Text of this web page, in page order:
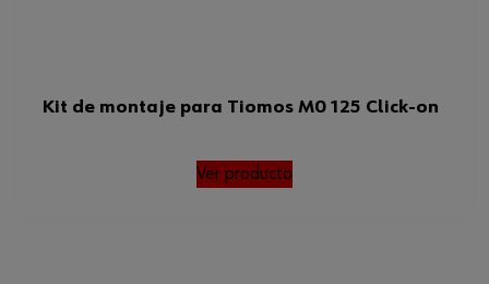
Kit de montaje para Tiomos M0 125 Click-on
Ver producto